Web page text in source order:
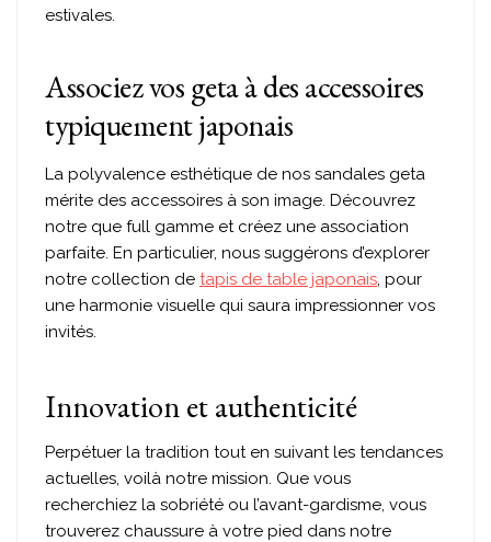
estivales.
Associez vos geta à des accessoires
typiquement japonais
La polyvalence esthétique de nos sandales geta
mérite des accessoires à son image. Découvrez
notre que full gamme et créez une association
parfaite. En particulier, nous suggérons d’explorer
notre collection de tapis de table japonais, pour
une harmonie visuelle qui saura impressionner vos
invités.
Innovation et authenticité
Perpétuer la tradition tout en suivant les tendances
actuelles, voilà notre mission. Que vous
recherchiez la sobriété ou l’avant-gardisme, vous
trouverez chaussure à votre pied dans notre